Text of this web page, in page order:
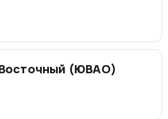
(ЮВАО)